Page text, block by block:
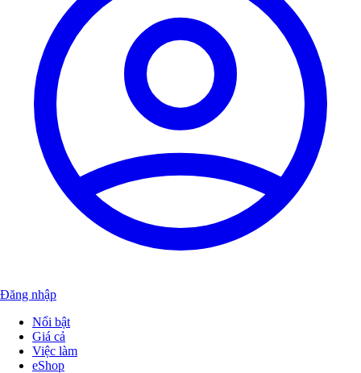
Đăng nhập
Nổi bật
Giá cả
Việc làm
eShop